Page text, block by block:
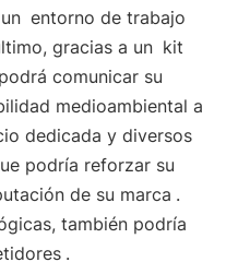
entorno de trabajo
gracias a un kit
comunicar su
medioambiental a
dedicada y diversos
podría reforzar su
de su marca .
también podría
.